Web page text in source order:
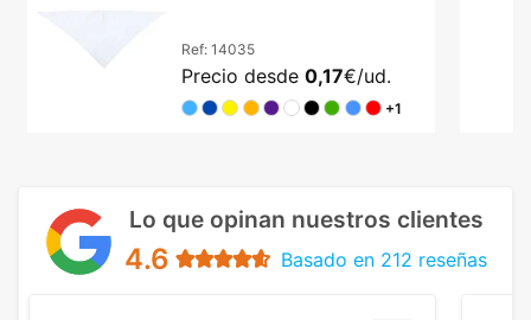
Ref: 14035
Precio desde 0,17€/ud.
+1
Lo que opinan nuestros clientes
4.6 Basado en 212 reseñas